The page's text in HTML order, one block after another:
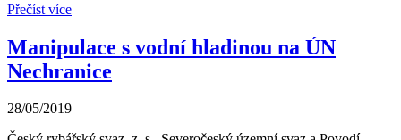
Přečíst více
Manipulace s vodní hladinou na ÚN
Nechranice
28/05/2019